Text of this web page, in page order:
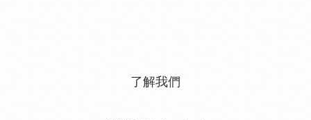
了解我們